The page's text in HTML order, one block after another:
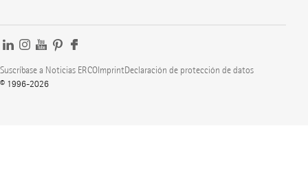
Suscríbase a Noticias ERCOImprintDeclaración de protección de datos
© 1996-2026